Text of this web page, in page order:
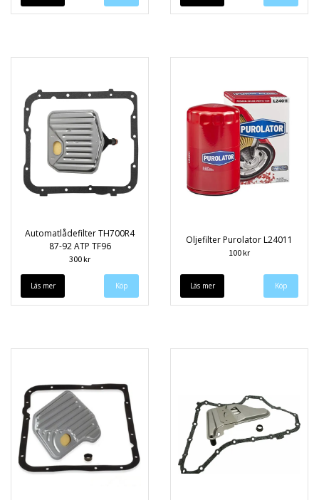
Automatlådefilter TH700R4
87-92 ATP TF96
300 kr
Läs mer
Oljefilter Purolator L24011
100 kr
Läs mer